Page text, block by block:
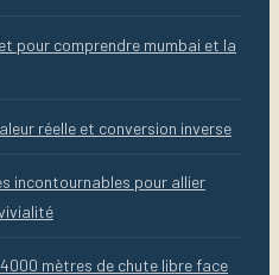
pour comprendre mumbai et la
réelle et conversion inverse
incontournables pour allier
mètres de chute libre face